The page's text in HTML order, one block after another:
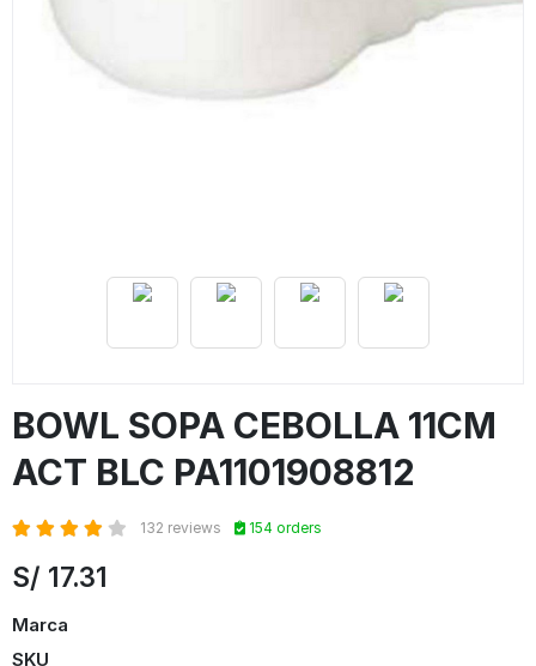
BOWL SOPA CEBOLLA 11CM
ACT BLC PA1101908812
132 reviews 154 orders
S/ 17.31
Marca
SKU